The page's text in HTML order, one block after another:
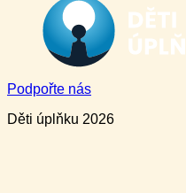
Podpořte nás
Děti úplňku 2026